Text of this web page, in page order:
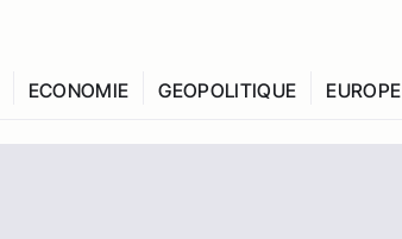
ECONOMIE GEOPOLITIQUE EUROPE